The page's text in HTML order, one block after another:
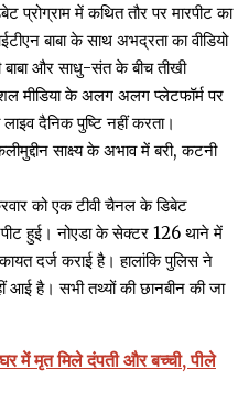
प्रोग्राम में कथित तौर पर मारपीट का
बाबा के साथ अभद्रता का वीडियो
और साधु-संत के बीच तीखी
मीडिया के अलग अलग प्लेटफॉर्म पर
दैनिक पुष्टि नहीं करता।
साक्ष्य के अभाव में बरी, कटनी
को एक टीवी चैनल के डिबेट
हुई। नोएडा के सेक्टर 126 थाने में
दर्ज कराई है। हालांकि पुलिस ने
आई है। सभी तथ्यों की छानबीन की जा
में मृत मिले दंपती और बच्ची, पीले